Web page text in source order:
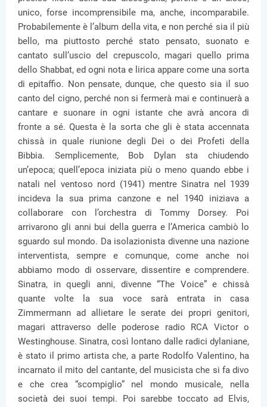
unico, forse incomprensibile ma, anche, incomparabile.
Probabilemente è l’album della vita, e non perché sia il più
bello, ma piuttosto perché stato pensato, suonato e
cantato sull’uscio del crepuscolo, magari quello prima
dello Shabbat, ed ogni nota e lirica appare come una sorta
di epitaffio. Non pensate, dunque, che questo sia il suo
canto del cigno, perché non si fermerà mai e continuerà a
cantare e suonare in ogni istante che avrà ancora di
fronte a sé. Questa è la sorta che gli è stata accennata
chissà in quale riunione degli Dei o dei Profeti della
Bibbia. Semplicemente, Bob Dylan sta chiudendo
un’epoca; quell’epoca iniziata più o meno quando ebbe i
natali nel ventoso nord (1941) mentre Sinatra nel 1939
incideva la sua prima canzone e nel 1940 iniziava a
collaborare con l’orchestra di Tommy Dorsey. Poi
arrivarono gli anni bui della guerra e l’America cambiò lo
sguardo sul mondo. Da isolazionista divenne una nazione
interventista, sempre e comunque, come anche noi
abbiamo modo di osservare, dissentire e comprendere.
Sinatra, in quegli anni, divenne “The Voice” e chissà
quante volte la sua voce sarà entrata in casa
Zimmermann ad allietare le serate dei propri genitori,
magari attraverso delle poderose radio RCA Victor o
Westinghouse. Sinatra, così lontano dalle radici dylaniane,
è stato il primo artista che, a parte Rodolfo Valentino, ha
incarnato il mito del cantante, del musicista che si fa divo
e che crea “scompiglio” nel mondo musicale, nella
società dei suoi tempi. Poi sarebbe toccato ad Elvis,